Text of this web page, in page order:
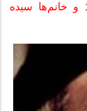
1309؛ سيد احمد در 26 اسفند 1324 و خانم‌‌ها سيده